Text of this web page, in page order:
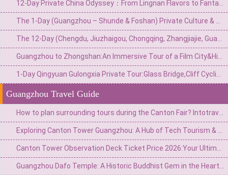
Guangzhou Travel Guide